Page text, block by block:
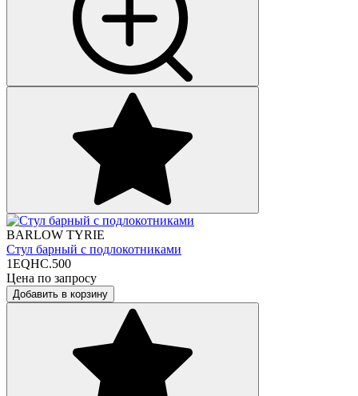
BARLOW TYRIE
Стул барный с подлокотниками
1EQHC.500
Цена по запросу
Добавить в корзину